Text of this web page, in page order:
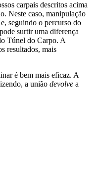
carpais descritos acima
Neste caso, manipulação
e, seguindo o percurso do
surtir uma diferença
Túnel do Carpo. A
resultados, mais
é bem mais eficaz. A
a união devolve a